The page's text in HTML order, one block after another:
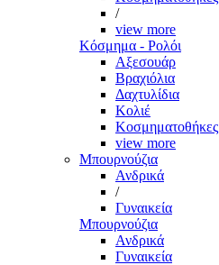
/
view more
Κόσμημα - Ρολόι
Αξεσουάρ
Βραχιόλια
Δαχτυλίδια
Κολιέ
Κοσμηματοθήκες
view more
Μπουρνούζια
Ανδρικά
/
Γυναικεία
Μπουρνούζια
Ανδρικά
Γυναικεία